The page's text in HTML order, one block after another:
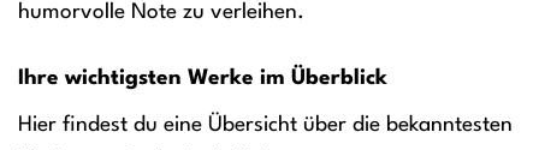
humorvolle Note zu verleihen.
Ihre wichtigsten Werke im Überblick
Hier findest du eine Übersicht über die bekanntesten